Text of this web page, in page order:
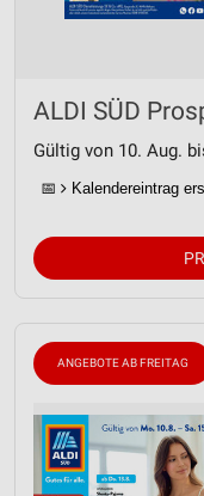
ALDI SÜD
Gültig von 10. Aug.
📅 Kalendereintrag
ANGEBOTE AB FREITAG